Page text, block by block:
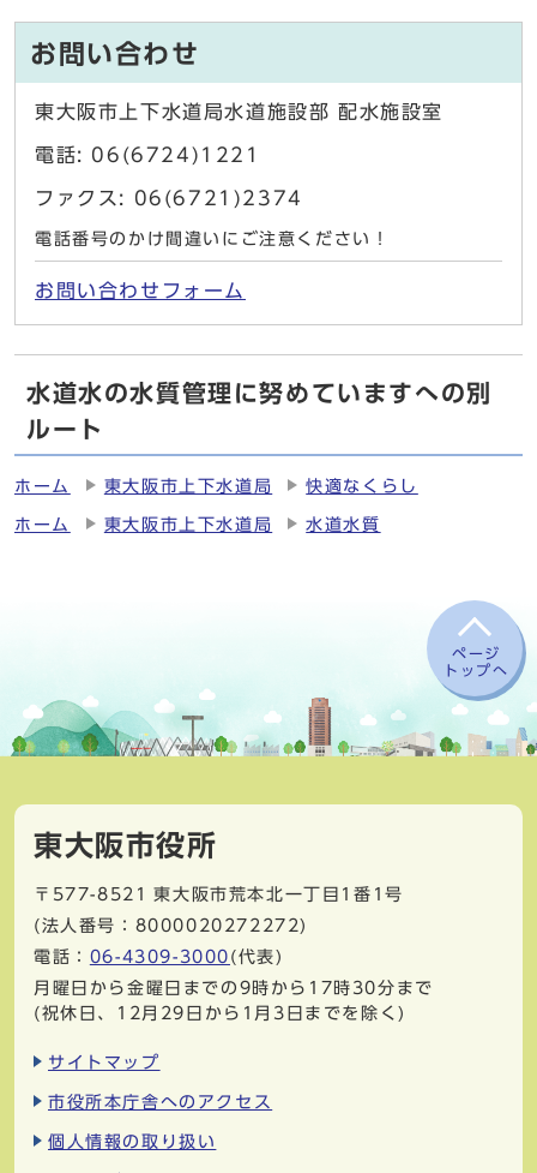
お問い合わせ
東大阪市上下水道局水道施設部 配水施設室
電話: 06(6724)1221
ファクス: 06(6721)2374
電話番号のかけ間違いにご注意ください！
お問い合わせフォーム
水道水の水質管理に努めていますへの別
ルート
ホーム 東大阪市上下水道局 快適なくらし
ホーム 東大阪市上下水道局 水道水質
ページ
トップへ
東大阪市役所
〒577-8521
東大阪市荒本北一丁目1番1号
(法人番号：8000020272272)
電話： 06-4309-3000 (代表)
月曜日から金曜日までの9時から17時30分まで
(祝休日、12月29日から1月3日までを除く)
サイトマップ
市役所本庁舎へのアクセス
個人情報の取り扱い